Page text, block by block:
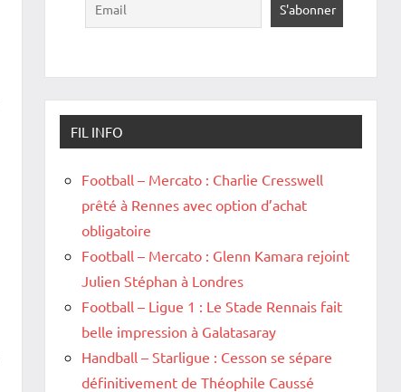
FIL INFO
Football – Mercato : Charlie Cresswell
prêté à Rennes avec option d’achat
obligatoire
Football – Mercato : Glenn Kamara rejoint
Julien Stéphan à Londres
Football – Ligue 1 : Le Stade Rennais fait
belle impression à Galatasaray
Handball – Starligue : Cesson se sépare
définitivement de Théophile Caussé